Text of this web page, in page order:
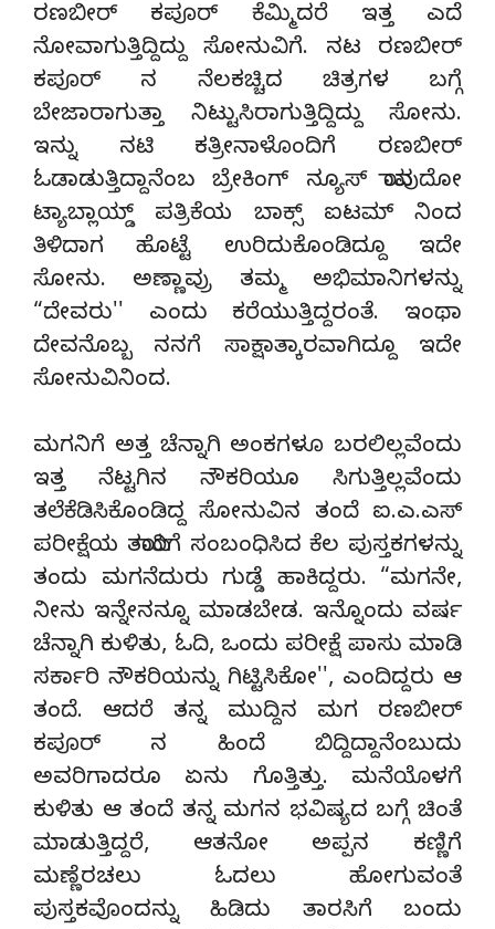
ರಣಬೀರ್ ಕಪೂರ್ ಕೆಮ್ಮಿದರೆ ಇತ್ತ ಎದೆ
ನೋವಾಗುತ್ತಿದ್ದಿದ್ದು ಸೋನುವಿಗೆ. ನಟ ರಣಬೀರ್
ಕಪೂರ್ ನ ನೆಲಕಚ್ಚಿದ ಚಿತ್ರಗಳ ಬಗ್ಗೆ
ಬೇಜಾರಾಗುತ್ತಾ ನಿಟ್ಟುಸಿರಾಗುತ್ತಿದ್ದಿದ್ದು ಸೋನು.
ಇನ್ನು ನಟಿ ಕತ್ರೀನಾಳೊಂದಿಗೆ ರಣಬೀರ್
ಓಡಾಡುತ್ತಿದ್ದಾನೆಂಬ ಬ್ರೇಕಿಂಗ್ ನ್ಯೂಸ್ ಯಾವುದೋ
ಟ್ಯಾಬ್ಲಾಯ್ಡ್ ಪತ್ರಿಕೆಯ ಬಾಕ್ಸ್ ಐಟಮ್ ನಿಂದ
ತಿಳಿದಾಗ ಹೊಟ್ಟೆ ಉರಿದುಕೊಂಡಿದ್ದೂ ಇದೇ
ಸೋನು. ಅಣ್ಣಾವ್ರು ತಮ್ಮ ಅಭಿಮಾನಿಗಳನ್ನು
“ದೇವರು'' ಎಂದು ಕರೆಯುತ್ತಿದ್ದರಂತೆ. ಇಂಥಾ
ದೇವನೊಬ್ಬ ನನಗೆ ಸಾಕ್ಷಾತ್ಕಾರವಾಗಿದ್ದೂ ಇದೇ
ಸೋನುವಿನಿಂದ.
ಮಗನಿಗೆ ಅತ್ತ ಚೆನ್ನಾಗಿ ಅಂಕಗಳೂ ಬರಲಿಲ್ಲವೆಂದು
ಇತ್ತ ನೆಟ್ಟಗಿನ ನೌಕರಿಯೂ ಸಿಗುತ್ತಿಲ್ಲವೆಂದು
ತಲೆಕೆಡಿಸಿಕೊಂಡಿದ್ದ ಸೋನುವಿನ ತಂದೆ ಐ.ಎ.ಎಸ್
ಪರೀಕ್ಷೆಯ ತಯಾರಿಗೆ ಸಂಬಂಧಿಸಿದ ಕೆಲ ಪುಸ್ತಕಗಳನ್ನು
ತಂದು ಮಗನೆದುರು ಗುಡ್ಡೆ ಹಾಕಿದ್ದರು. “ಮಗನೇ,
ನೀನು ಇನ್ನೇನನ್ನೂ ಮಾಡಬೇಡ. ಇನ್ನೊಂದು ವರ್ಷ
ಚೆನ್ನಾಗಿ ಕುಳಿತು, ಓದಿ, ಒಂದು ಪರೀಕ್ಷೆ ಪಾಸು ಮಾಡಿ
ಸರ್ಕಾರಿ ನೌಕರಿಯನ್ನು ಗಿಟ್ಟಿಸಿಕೋ'', ಎಂದಿದ್ದರು ಆ
ತಂದೆ. ಆದರೆ ತನ್ನ ಮುದ್ದಿನ ಮಗ ರಣಬೀರ್
ಕಪೂರ್ ನ ಹಿಂದೆ ಬಿದ್ದಿದ್ದಾನೆಂಬುದು
ಅವರಿಗಾದರೂ ಏನು ಗೊತ್ತಿತ್ತು. ಮನೆಯೊಳಗೆ
ಕುಳಿತು ಆ ತಂದೆ ತನ್ನ ಮಗನ ಭವಿಷ್ಯದ ಬಗ್ಗೆ ಚಿಂತೆ
ಮಾಡುತ್ತಿದ್ದರೆ, ಆತನೋ ಅಪ್ಪನ ಕಣ್ಣಿಗೆ
ಮಣ್ಣೆರಚಲು ಓದಲು ಹೋಗುವಂತೆ
ಪುಸ್ತಕವೊಂದನ್ನು ಹಿಡಿದು ತಾರಸಿಗೆ ಬಂದು